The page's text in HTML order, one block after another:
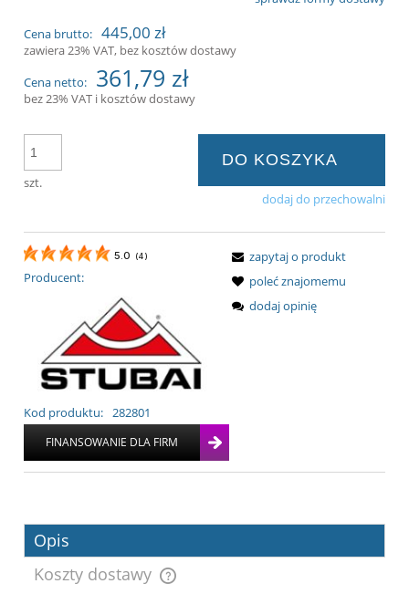
płatności
Cena brutto: 445,00 zł
zawiera 23% VAT, bez kosztów dostawy
Cena netto:
361,79 zł
bez 23% VAT i kosztów dostawy
szt.
DO KOSZYKA
dodaj do przechowalni
5.0 (4)
Producent:
Kod produktu: 282801
zapytaj o produkt
poleć znajomemu
dodaj opinię
Opis
Koszty dostawy